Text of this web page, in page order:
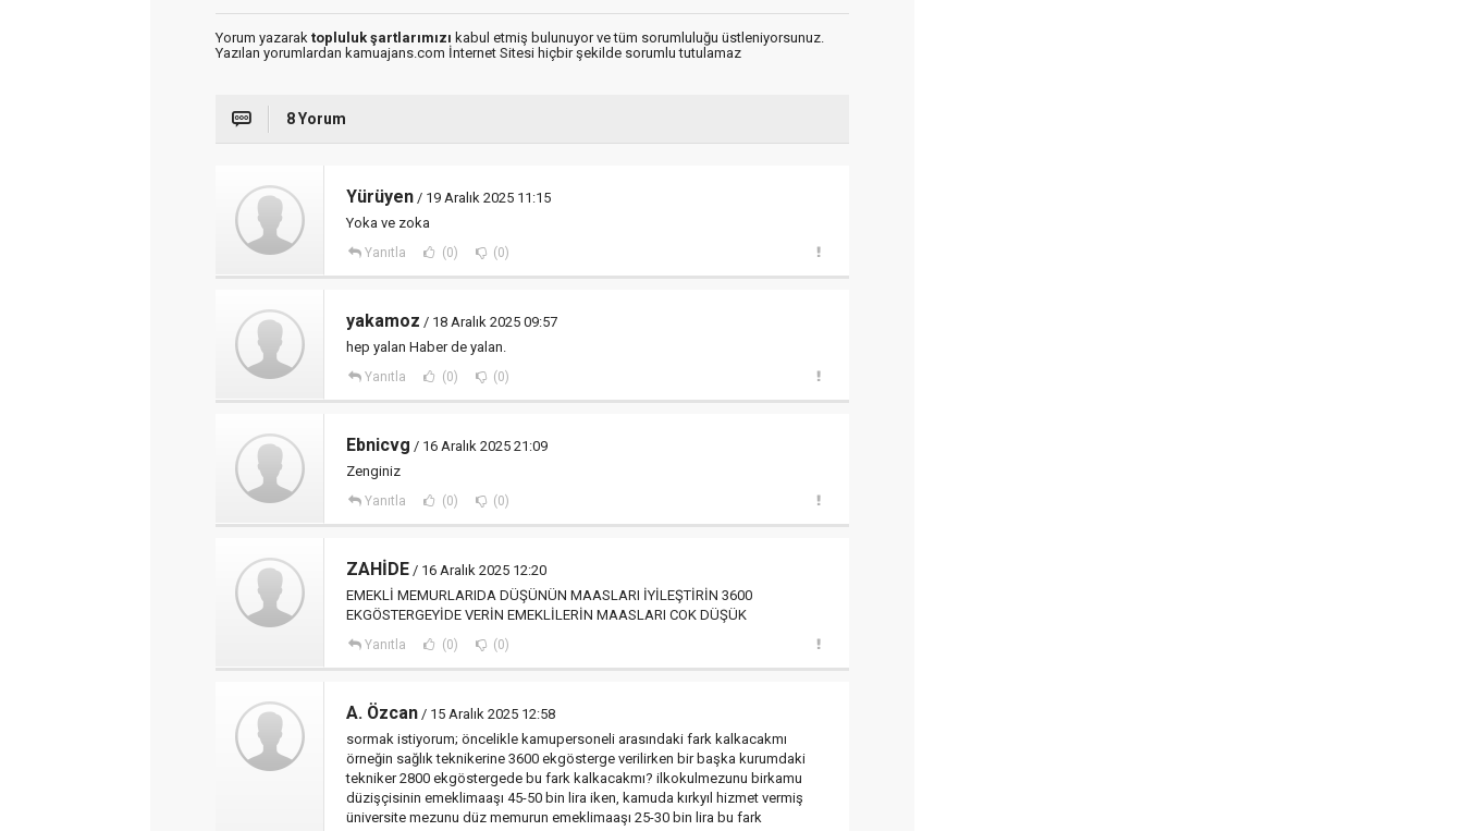
Yorum yazarak topluluk şartlarımızı kabul etmiş bulunuyor ve tüm sorumluluğu üstleniyorsunuz.
Yazılan yorumlardan kamuajans.com İnternet Sitesi hiçbir şekilde sorumlu tutulamaz
8 Yorum
Yürüyen / 19 Aralık 2025 11:15
Yoka ve zoka
Yanıtla (0) (0)
yakamoz / 18 Aralık 2025 09:57
hep yalan Haber de yalan.
Yanıtla (0) (0)
Ebnicvg / 16 Aralık 2025 21:09
Zenginiz
Yanıtla (0) (0)
ZAHİDE / 16 Aralık 2025 12:20
EMEKLİ MEMURLARIDA DÜŞÜNÜN MAASLARI İYİLEŞTİRİN 3600
EKGÖSTERGEYİDE VERİN EMEKLİLERİN MAASLARI COK DÜŞÜK
Yanıtla (0) (0)
A. Özcan / 15 Aralık 2025 12:58
sormak istiyorum; öncelikle kamupersoneli arasındaki fark kalkacakmı
örneğin sağlık teknikerine 3600 ekgösterge verilirken bir başka kurumdaki
tekniker 2800 ekgöstergede bu fark kalkacakmı? ilkokulmezunu birkamu
düzişçisinin emeklimaaşı 45-50 bin lira iken, kamuda kırkyıl hizmet vermiş
üniversite mezunu düz memurun emeklimaaşı 25-30 bin lira bu fark